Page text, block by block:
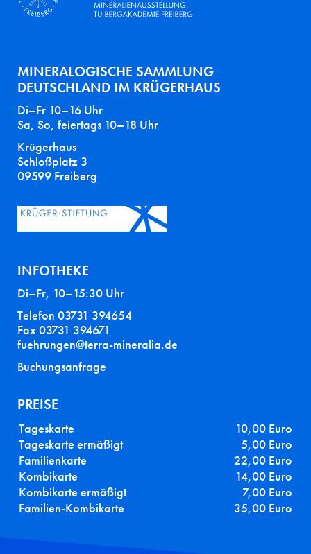
MINERALOGISCHE SAMMLUNG
DEUTSCHLAND IM KRÜGERHAUS
Di–Fr 10–16 Uhr
Sa, So, feiertags 10–18 Uhr
Krügerhaus
Schloßplatz 3
09599 Freiberg
INFOTHEKE
Di–Fr, 10–15:30 Uhr
Telefon 03731 394654
Fax 03731 394671
fuehrungen@terra-mineralia.de
Buchungsanfrage
PREISE
Tageskarte
10,00 Euro
Tageskarte ermäßigt
5,00 Euro
Familienkarte
22,00 Euro
Kombikarte
14,00 Euro
Kombikarte ermäßigt
7,00 Euro
Familien-Kombikarte
35,00 Euro